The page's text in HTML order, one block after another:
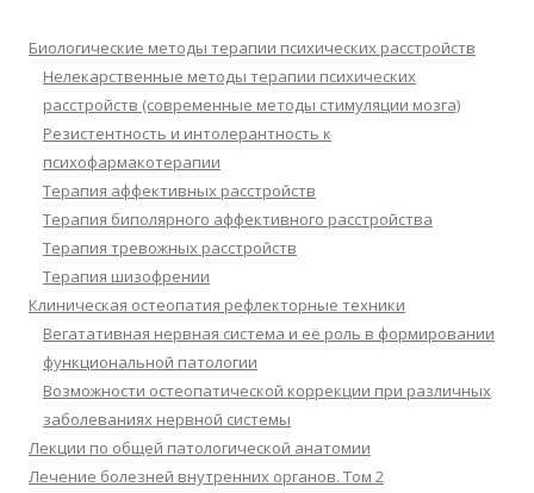
Биологические методы терапии психических расстройств
Нелекарственные методы терапии психических
расстройств (современные методы стимуляции мозга)
Резистентность и интолерантность к
психофармакотерапии
Терапия аффективных расстройств
Терапия биполярного аффективного расстройства
Терапия тревожных расстройств
Терапия шизофрении
Клиническая остеопатия рефлекторные техники
Вегатативная нервная система и её роль в формировании
функциональной патологии
Возможности остеопатической коррекции при различных
заболеваниях нервной системы
Лекции по общей патологической анатомии
Лечение болезней внутренних органов. Том 2